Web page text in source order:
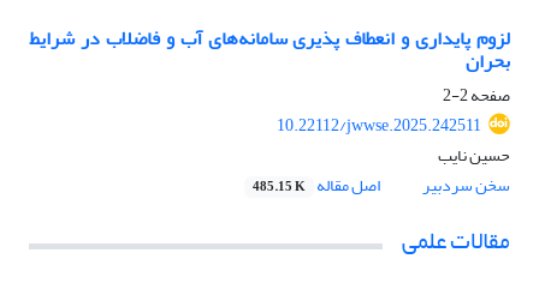
لزوم پایداری و انعطاف پذیری سامانه‌های آب و فاضلاب در شرایط
بحران
صفحه2-2
10.22112/jwwse.2025.242511
حسین نایب
سخن سردبیر
اصل مقاله 485.15 K
مقالات علمی